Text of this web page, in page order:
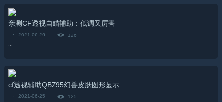
亲测CF透视自瞄辅助：低调又厉害
· 2021-06-26
126
...
cf透视辅助QBZ95幻兽皮肤图形显示
· 2021-06-25
125